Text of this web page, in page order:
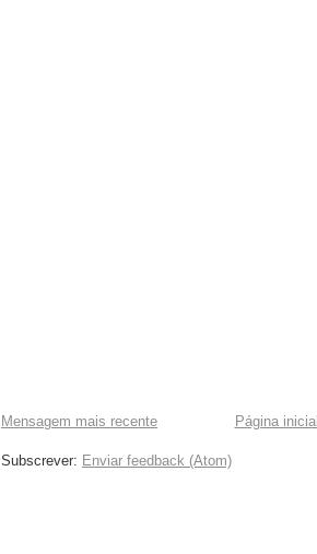
Mensagem mais recente Página inicial
Subscrever: Enviar feedback (Atom)